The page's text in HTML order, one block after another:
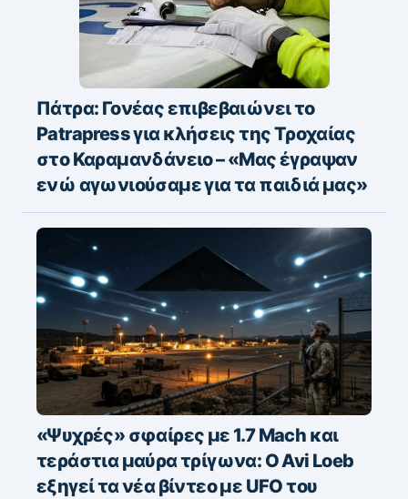
Πάτρα: Γονέας επιβεβαιώνει το
Patrapress για κλήσεις της Τροχαίας
στο Καραμανδάνειο – «Μας έγραψαν
ενώ αγωνιούσαμε για τα παιδιά μας»
«Ψυχρές» σφαίρες με 1.7 Mach και
τεράστια μαύρα τρίγωνα: Ο Avi Loeb
εξηγεί τα νέα βίντεο με UFO του